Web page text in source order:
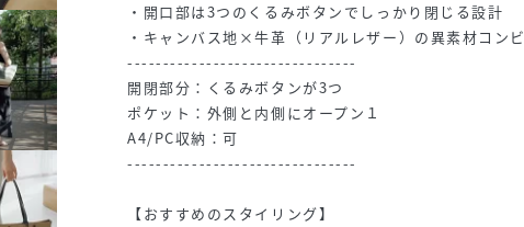
・開口部は3つのくるみボタンでしっかり閉じる設計
・キャンバス地×牛革（リアルレザー）の異素材コンビ
--------------------------------
開閉部分：くるみボタンが3つ
ポケット：外側と内側にオープン１
A4/PC収納：可
--------------------------------
【おすすめのスタイリング】